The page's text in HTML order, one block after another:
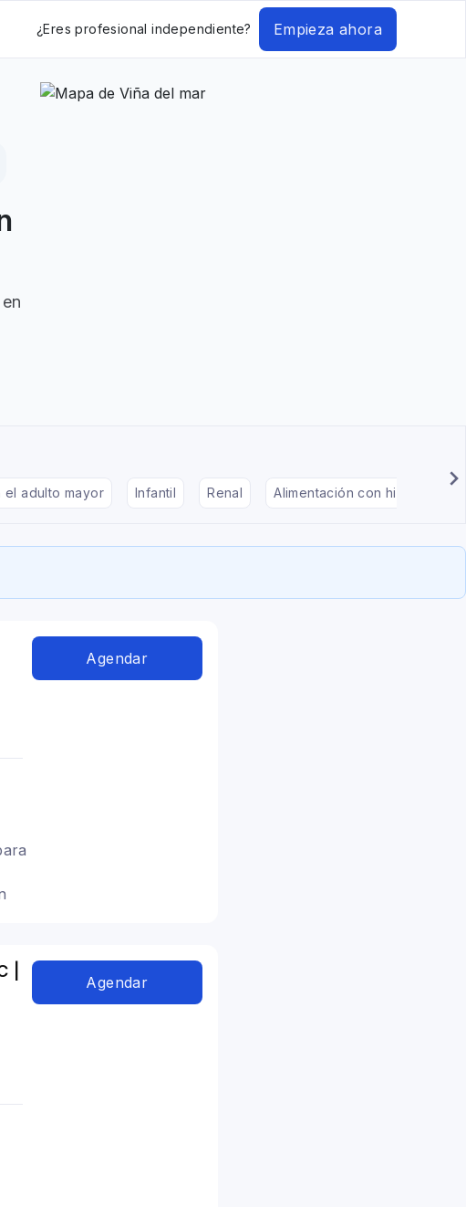
¿Eres profesional independiente? Empieza ahora
el adulto mayor Infantil Renal Alimentación con
Agendar
|
Agendar